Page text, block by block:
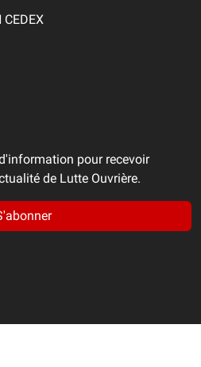
pour recevoir
de Lutte Ouvrière.